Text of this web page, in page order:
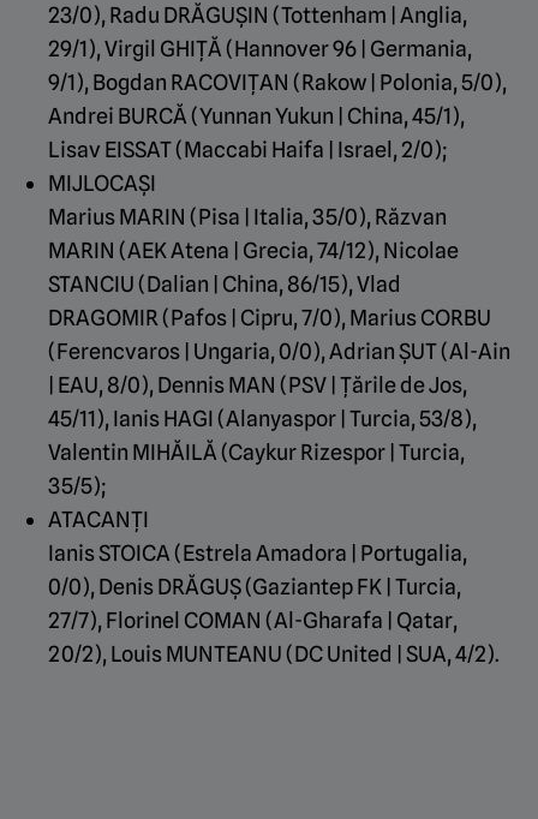
23/0), Radu DRĂGUȘIN (Tottenham | Anglia,
29/1), Virgil GHIȚĂ (Hannover 96 | Germania,
9/1), Bogdan RACOVIȚAN (Rakow | Polonia, 5/0),
Andrei BURCĂ (Yunnan Yukun | China, 45/1),
Lisav EISSAT (Maccabi Haifa | Israel, 2/0);
MIJLOCAȘI
Marius MARIN (Pisa | Italia, 35/0), Răzvan
MARIN (AEK Atena | Grecia, 74/12), Nicolae
STANCIU (Dalian | China, 86/15), Vlad
DRAGOMIR (Pafos | Cipru, 7/0), Marius CORBU
(Ferencvaros | Ungaria, 0/0), Adrian ȘUT (Al-Ain
| EAU, 8/0), Dennis MAN (PSV | Țările de Jos,
45/11), Ianis HAGI (Alanyaspor | Turcia, 53/8),
Valentin MIHĂILĂ (Caykur Rizespor | Turcia,
35/5);
ATACANȚI
Ianis STOICA (Estrela Amadora | Portugalia,
0/0), Denis DRĂGUȘ (Gaziantep FK | Turcia,
27/7), Florinel COMAN (Al-Gharafa | Qatar,
20/2), Louis MUNTEANU (DC United | SUA, 4/2).